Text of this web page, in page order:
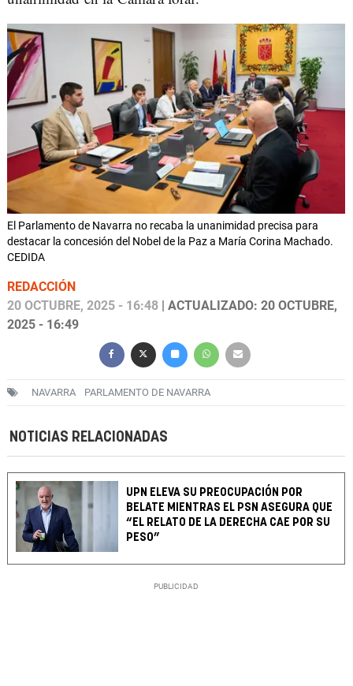
El Parlamento de Navarra no recaba la unanimidad precisa para
destacar la concesión del Nobel de la Paz a María Corina Machado.
CEDIDA
REDACCIÓN
20 OCTUBRE, 2025 - 16:48 | ACTUALIZADO: 20 OCTUBRE,
2025 - 16:49
NAVARRA PARLAMENTO DE NAVARRA
NOTICIAS RELACIONADAS
UPN ELEVA SU PREOCUPACIÓN POR
BELATE MIENTRAS EL PSN ASEGURA QUE
“EL RELATO DE LA DERECHA CAE POR SU
PESO”